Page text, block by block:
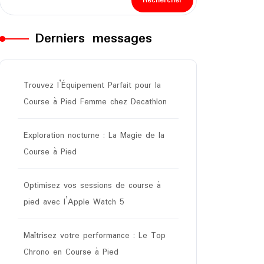
Derniers messages
Trouvez l’Équipement Parfait pour la
Course à Pied Femme chez Decathlon
Exploration nocturne : La Magie de la
Course à Pied
Optimisez vos sessions de course à
pied avec l’Apple Watch 5
Maîtrisez votre performance : Le Top
Chrono en Course à Pied